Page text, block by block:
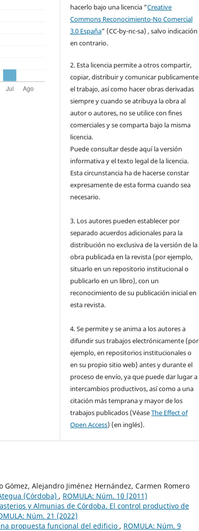
hacerlo bajo una licencia “Creative
Commons Reconocimiento-No Comercial
3.0 España” (CC-by-nc-sa) , salvo indicación
en contrario.
2. Esta licencia permite a otros compartir,
copiar, distribuir y comunicar publicamente
el trabajo, así como hacer obras derivadas
siempre y cuando se atribuya la obra al
autor o autores, no se utilice con fines
comerciales y se comparta bajo la misma
licencia.
Puede consultar desde aquí la versión
informativa y el texto legal de la licencia.
Esta circunstancia ha de hacerse constar
expresamente de esta forma cuando sea
necesario.
3. Los autores pueden establecer por
separado acuerdos adicionales para la
distribución no exclusiva de la versión de la
obra publicada en la revista (por ejemplo,
situarlo en un repositorio institucional o
publicarlo en un libro), con un
reconocimiento de su publicación inicial en
esta revista.
4. Se permite y se anima a los autores a
difundir sus trabajos electrónicamente (por
ejemplo, en repositorios institucionales o
en su propio sitio web) antes y durante el
proceso de envío, ya que puede dar lugar a
intercambios productivos, así como a una
citación más temprana y mayor de los
trabajos publicados (VéaseThe Effect of
Open Access) (en inglés).
Alejandro Jiménez Hernández, Carmen Romero
(Córdoba) , ROMULA: Núm. 10 (2011)
y Almunias de Córdoba. El control productivo de
Núm. 21 (2022)
propuesta funcional del edificio , ROMULA: Núm. 9